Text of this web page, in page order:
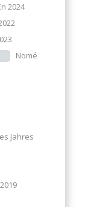
2024
Nomé
Jahres